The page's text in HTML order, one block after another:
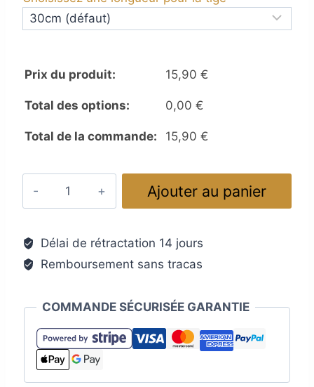
Prix du produit: 15,90 €
Total des options: 0,00 €
Total de la commande: 15,90 €
en
verre
pour
:
vert
chartreuse
Ajouter au panier
Délai de rétractation 14 jours
Remboursement sans tracas
COMMANDE SÉCURISÉE GARANTIE